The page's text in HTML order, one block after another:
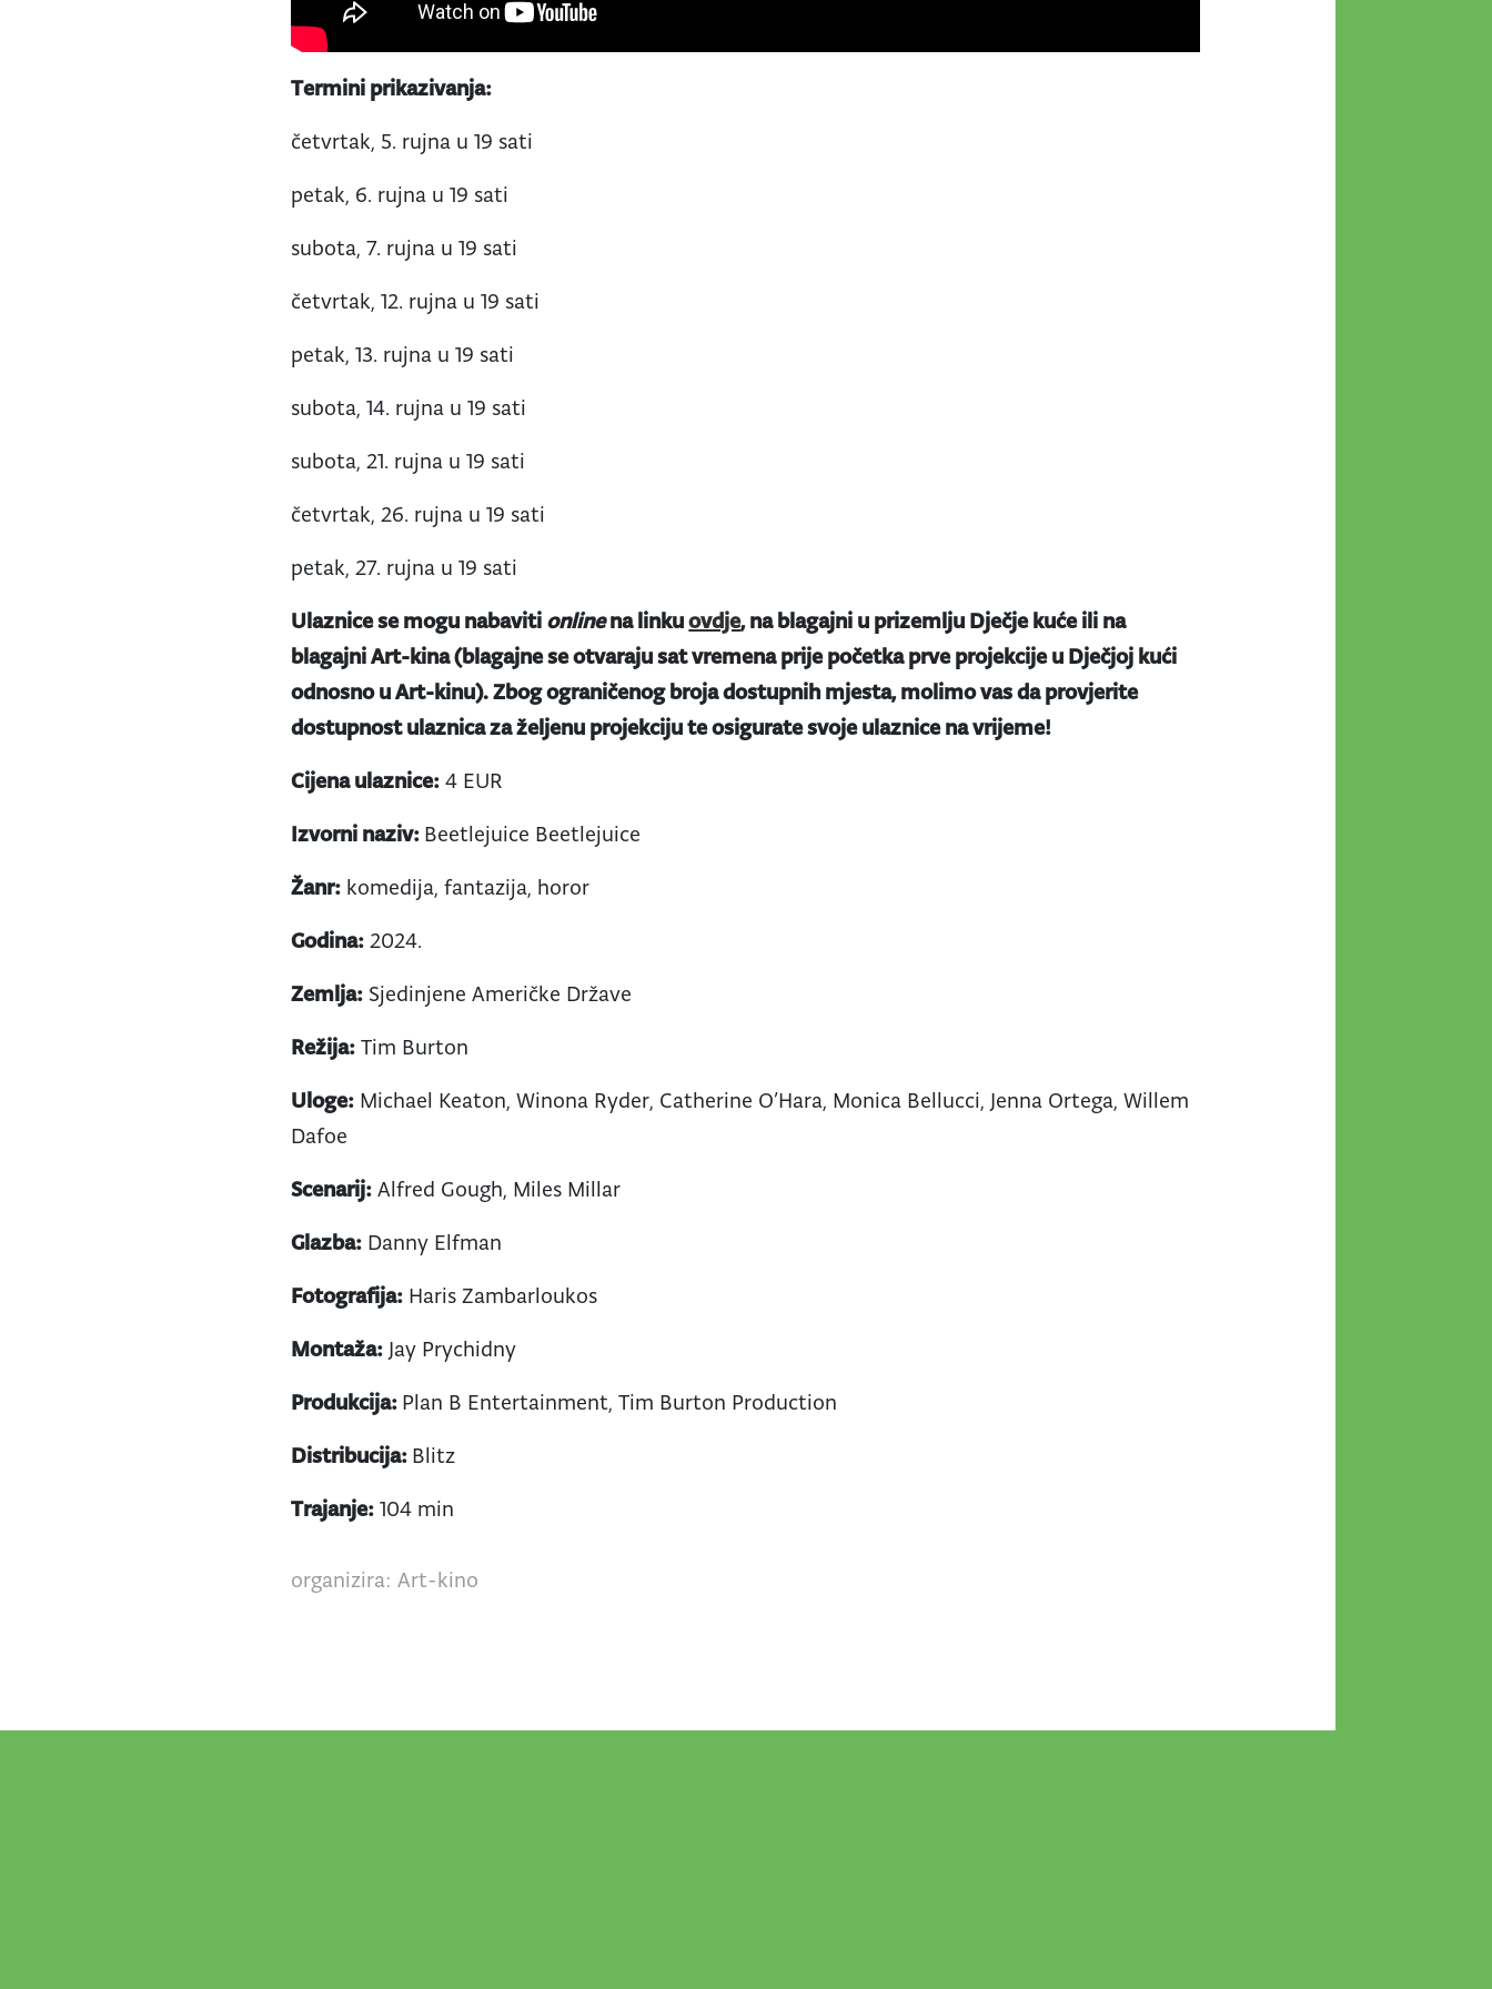
Termini prikazivanja:
četvrtak, 5. rujna u 19 sati
petak, 6. rujna u 19 sati
subota, 7. rujna u 19 sati
četvrtak, 12. rujna u 19 sati
petak, 13. rujna u 19 sati
subota, 14. rujna u 19 sati
subota, 21. rujna u 19 sati
četvrtak, 26. rujna u 19 sati
petak, 27. rujna u 19 sati
Ulaznice se mogu nabaviti onlinena linkuovdje, na blagajni u prizemlju Dječje kuće ili na
blagajni Art-kina (blagajne se otvaraju sat vremena prije početka prve projekcije u Dječjoj kući
odnosno u Art-kinu). Zbog ograničenog broja dostupnih mjesta, molimo vas da provjerite
dostupnost ulaznica za željenu projekciju te osigurate svoje ulaznice na vrijeme!
Cijena ulaznice: 4 EUR
Izvorni naziv: Beetlejuice Beetlejuice
Žanr: komedija, fantazija, horor
Godina: 2024.
Zemlja: Sjedinjene Američke Države
Režija: Tim Burton
Uloge: Michael Keaton, Winona Ryder, Catherine O’Hara, Monica Bellucci, Jenna Ortega, Willem
Dafoe
Scenarij: Alfred Gough, Miles Millar
Glazba: Danny Elfman
Fotografija: Haris Zambarloukos
Montaža: Jay Prychidny
Produkcija: Plan B Entertainment, Tim Burton Production
Distribucija: Blitz
Trajanje: 104 min
organizira: Art-kino